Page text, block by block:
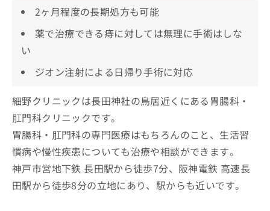
2ヶ月程度の長期処方も可能
薬で治療できる痔に対しては無理に手術はしな
い
ジオン注射による日帰り手術に対応
細野クリニックは長田神社の鳥居近くにある胃腸科・
肛門科クリニックです。
胃腸科・肛門科の専門医療はもちろんのこと、生活習
慣病や慢性疾患についても治療や相談ができます。
神戸市営地下鉄 長田駅から徒歩7分、阪神電鉄 高速長
田駅から徒歩8分の立地にあり、駅からも近いです。